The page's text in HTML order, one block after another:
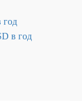
год
в год